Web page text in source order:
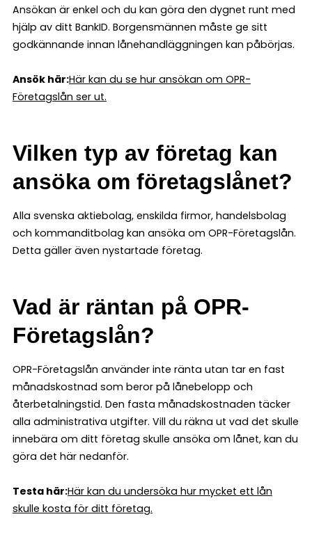
Ansökan är enkel och du kan göra den dygnet runt med
hjälp av ditt BankID. Borgensmännen måste ge sitt
godkännande innan lånehandläggningen kan påbörjas.
Ansök här:Här kan du se hur ansökan om OPR-
Företagslån ser ut.
Vilken typ av företag kan
ansöka om företagslånet?
Alla svenska aktiebolag, enskilda firmor, handelsbolag
och kommanditbolag kan ansöka om OPR-Företagslån.
Detta gäller även nystartade företag.
Vad är räntan på OPR-
Företagslån?
OPR-Företagslån använder inte ränta utan tar en fast
månadskostnad som beror på lånebelopp och
återbetalningstid. Den fasta månadskostnaden täcker
alla administrativa utgifter. Vill du räkna ut vad det skulle
innebära om ditt företag skulle ansöka om lånet, kan du
göra det här nedanför.
Testa här:Här kan du undersöka hur mycket ett lån
skulle kosta för ditt företag.